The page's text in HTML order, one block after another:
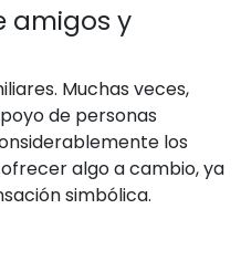
amigos y
Muchas veces,
de personas
los
algo a cambio, ya
simbólica.